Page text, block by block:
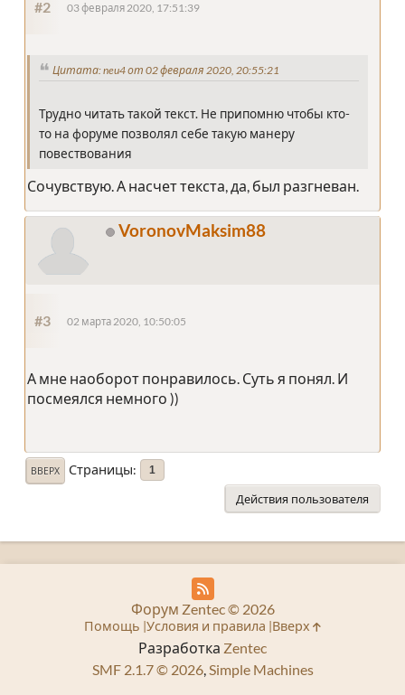
#2 03 февраля 2020, 17:51:39
Цитата: neu4 от 02 февраля 2020, 20:55:21
Трудно читать такой текст. Не припомню чтобы кто-
то на форуме позволял себе такую манеру
повествования
Сочувствую. А насчет текста, да, был разгневан.
VoronovMaksim88
#3 02 марта 2020, 10:50:05
А мне наоборот понравилось. Суть я понял. И
посмеялся немного ))
ВВЕРХ Страницы 1
Действия пользователя
Разработка Zentec
SMF 2.1.7 © 2026,Simple Machines
Форум Zentec © 2026
Помощь Условия и правила Вверх